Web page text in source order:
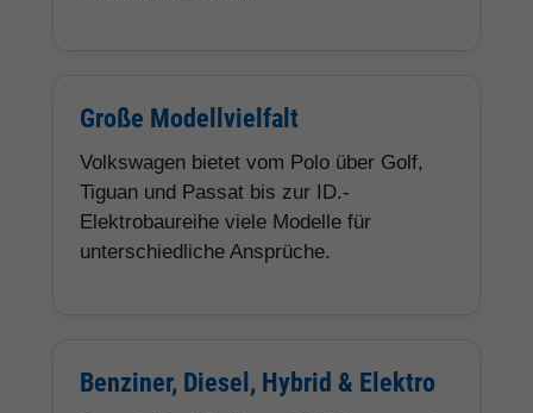
Große Modellvielfalt
Volkswagen bietet vom Polo über Golf,
Tiguan und Passat bis zur ID.-
Elektrobaureihe viele Modelle für
unterschiedliche Ansprüche.
Benziner, Diesel, Hybrid & Elektro